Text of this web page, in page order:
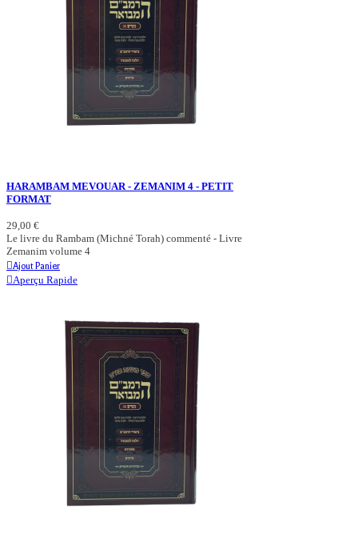
HARAMBAM MEVOUAR - ZEMANIM 4 - PETIT
FORMAT
29,00 €
Le livre du Rambam (Michné Torah) commenté - Livre
Zemanim volume 4
Ajout Panier
Aperçu Rapide